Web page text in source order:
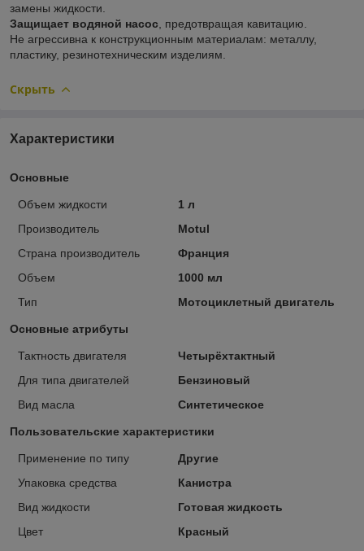
замены жидкости.
Защищает водяной насос , предотвращая кавитацию.
Не агрессивна к конструкционным материалам: металлу,
пластику, резинотехническим изделиям.
Скрыть
Характеристики
Основные
Объем жидкости
1 л
Производитель
Motul
Страна производитель
Франция
Объем
1000 мл
Тип
Мотоциклетный двигатель
Основные атрибуты
Тактность двигателя
Четырёхтактный
Для типа двигателей
Бензиновый
Вид масла
Синтетическое
Пользовательские характеристики
Применение по типу
Другие
Упаковка средства
Канистра
Вид жидкости
Готовая жидкость
Цвет
Красный